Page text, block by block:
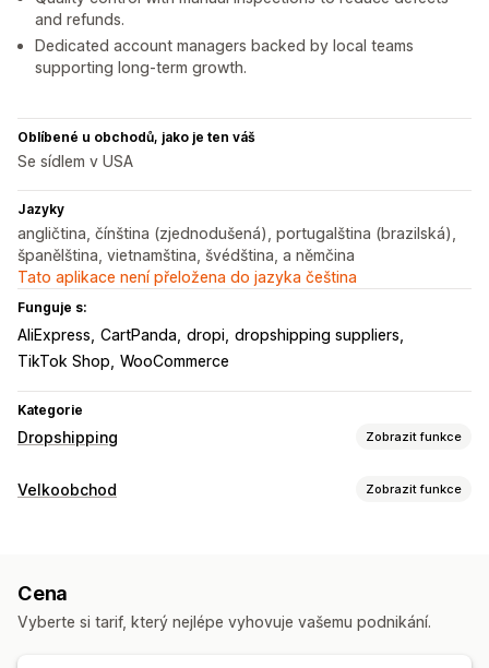
and refunds.
Dedicated account managers backed by local teams
supporting long-term growth.
Oblíbené u obchodů, jako je ten váš
Se sídlem v USA
Jazyky
angličtina, čínština (zjednodušená), portugalština (brazilská),
španělština, vietnamština, švédština, a němčina
Tato aplikace není přeložena do jazyka čeština
Funguje s:
AliExpress CartPanda dropi dropshipping suppliers
TikTok Shop WooCommerce
Kategorie
Dropshipping Zobrazit funkce
Produkty, které můžete prodávat
Sportovní zboží
Firmy a kancelář
Velkoobchod Zobrazit funkce
Uzamykání cen
Cena
Vyberte si tarif, který nejlépe vyhovuje vašemu podnikání.